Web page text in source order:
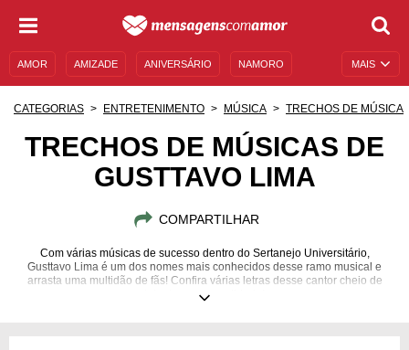
MAIS
AMOR AMIZADE ANIVERSÁRIO NAMORO
DESCULPAS
MENSAGENS E FRASES MENSAGENS DE ANIVERSÁRIO
CATEGORIAS ENTRETENIMENTO MÚSICA TRECHOS DE MÚSICA
TRECHOS DE MÚSICAS DE
GUSTTAVO LIMA
COMPARTILHAR
Com várias músicas de sucesso dentro do Sertanejo Universitário,
Gusttavo Lima é um dos nomes mais conhecidos desse ramo musical e
arrasta uma multidão de fãs! Confira várias letras desse cantor cheio de
talento e personalidade!